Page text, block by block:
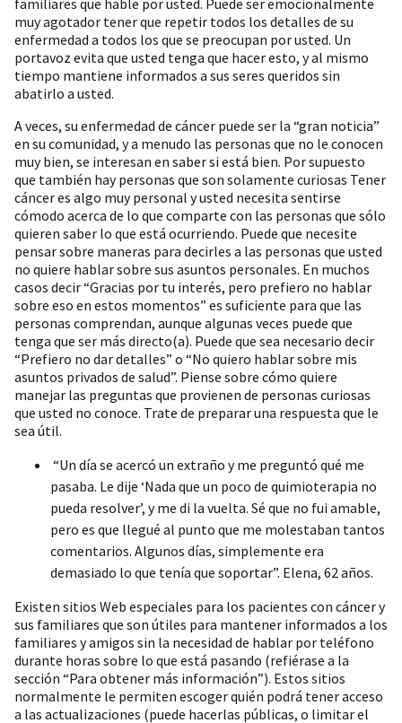
muy agotador tener que repetir todos los detalles de su
enfermedad a todos los que se preocupan por usted. Un
portavoz evita que usted tenga que hacer esto, y al mismo
tiempo mantiene informados a sus seres queridos sin
abatirlo a usted.
A veces, su enfermedad de cáncer puede ser la “gran noticia”
en su comunidad, y a menudo las personas que no le conocen
muy bien, se interesan en saber si está bien. Por supuesto
que también hay personas que son solamente curiosas Tener
cáncer es algo muy personal y usted necesita sentirse
cómodo acerca de lo que comparte con las personas que sólo
quieren saber lo que está ocurriendo. Puede que necesite
pensar sobre maneras para decirles a las personas que usted
no quiere hablar sobre sus asuntos personales. En muchos
casos decir “Gracias por tu interés, pero prefiero no hablar
sobre eso en estos momentos” es suficiente para que las
personas comprendan, aunque algunas veces puede que
tenga que ser más directo(a). Puede que sea necesario decir
“Prefiero no dar detalles” o “No quiero hablar sobre mis
asuntos privados de salud”. Piense sobre cómo quiere
manejar las preguntas que provienen de personas curiosas
que usted no conoce. Trate de preparar una respuesta que le
sea útil.
“Un día se acercó un extraño y me preguntó qué me
pasaba. Le dije ‘Nada que un poco de quimioterapia no
pueda resolver’, y me di la vuelta. Sé que no fui amable,
pero es que llegué al punto que me molestaban tantos
comentarios. Algunos días, simplemente era
demasiado lo que tenía que soportar”. Elena, 62 años.
Existen sitios Web especiales para los pacientes con cáncer y
sus familiares que son útiles para mantener informados a los
familiares y amigos sin la necesidad de hablar por teléfono
durante horas sobre lo que está pasando (refiérase a la
sección “Para obtener más información”). Estos sitios
normalmente le permiten escoger quién podrá tener acceso
a las actualizaciones (puede hacerlas públicas, o limitar el